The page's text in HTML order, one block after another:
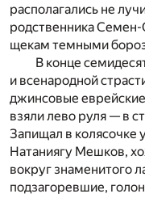
располагались не
родственника
щекам темными
В конце
и всенародной
джинсовые
взяли лево руля — в
Запищал в колясочке
Натаниягу Мешков,
вокруг знаменитого
подзагоревшие,